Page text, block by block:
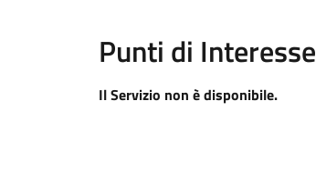
Punti di Interesse
Il Servizio non è disponibile.